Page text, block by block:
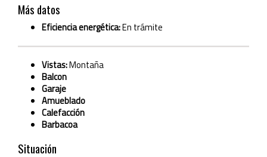
Más datos
Eficiencia energética:En trámite
Vistas:Montaña
Balcon
Garaje
Amueblado
Calefacción
Barbacoa
Situación